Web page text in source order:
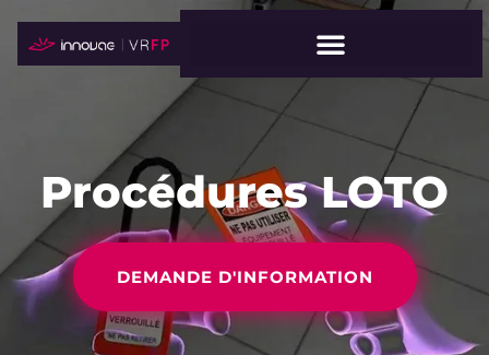
Procédures LOTO
DEMANDE D'INFORMATION